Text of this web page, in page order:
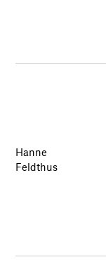
Hanne
Feldthus